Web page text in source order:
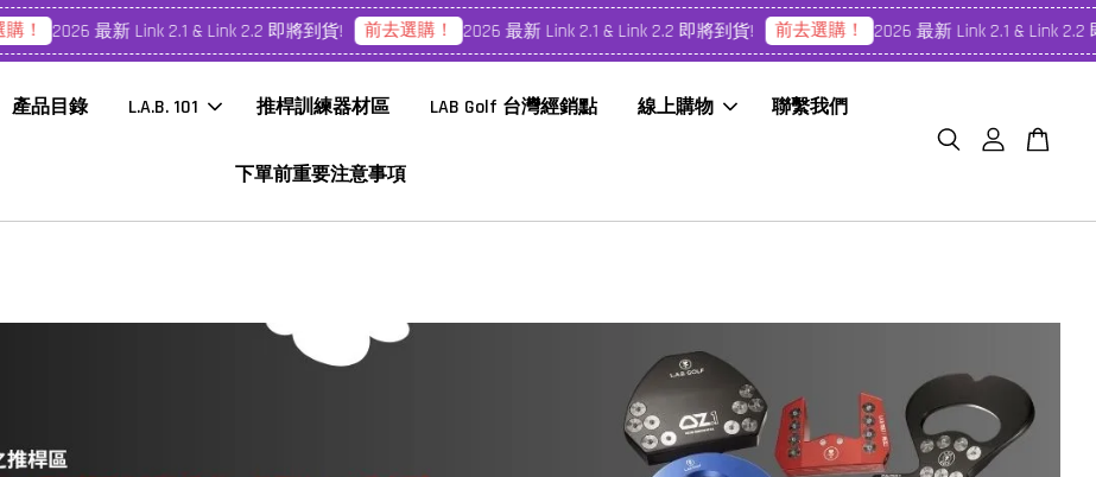
2026 最新 Link 2.1 & Link 2.2 即將到貨! 前去選購！ 2026 最新 Link 2.1 & Link 2.2 即將到貨! 前去選購！ 2026 最新 Link 2.1 & Link 2.2 即將
產品目錄 L.A.B. 101 推桿訓練器材區 LAB Golf 台灣經銷點 線上購物 聯繫我們
下單前重要注意事項